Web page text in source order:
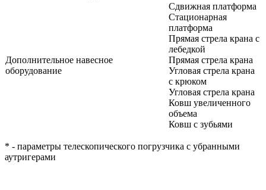
Дополнительное навесное
оборудование
Сдвижная платформа
Стационарная
платформа
Прямая стрела крана с
лебедкой
Прямая стрела крана
Угловая стрела крана
с крюком
Угловая стрела крана
Ковш увеличенного
объема
Ковш с зубьями
* - параметры телескопического погрузчика с убранными
аутригерами